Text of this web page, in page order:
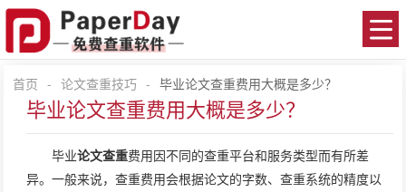
首页 - 论文查重技巧 - 毕业论文查重费用大概是多少？
毕业论文查重费用大概是多少？
毕业论文查重费用因不同的查重平台和服务类型而有所差
异。一般来说，查重费用会根据论文的字数、查重系统的精度以